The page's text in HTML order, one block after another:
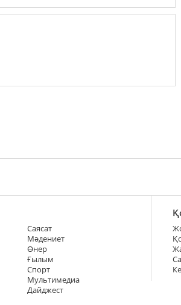
Саясат
Мәдениет
Өнер
Ғылым
Спорт
Мультимедиа
Дайджест